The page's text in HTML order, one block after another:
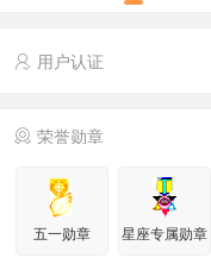
用户认证
荣誉勋章
五一勋章 星座专属勋章